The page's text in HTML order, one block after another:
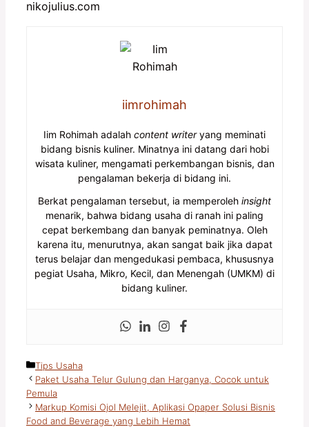
nikojulius.com
iimrohimah
Iim Rohimah adalah content writeryang meminati
bidang bisnis kuliner. Minatnya ini datang dari hobi
wisata kuliner, mengamati perkembangan bisnis, dan
pengalaman bekerja di bidang ini.
Berkat pengalaman tersebut, ia memperoleh insight
menarik, bahwa bidang usaha di ranah ini paling
cepat berkembang dan banyak peminatnya. Oleh
karena itu, menurutnya, akan sangat baik jika dapat
terus belajar dan mengedukasi pembaca, khususnya
pegiat Usaha, Mikro, Kecil, dan Menengah (UMKM) di
bidang kuliner.
Kategori
Tips Usaha
Paket Usaha Telur Gulung dan Harganya, Cocok untuk
Pemula
Markup Komisi Ojol Melejit, Aplikasi Opaper Solusi Bisnis
Food and Beverage yang Lebih Hemat